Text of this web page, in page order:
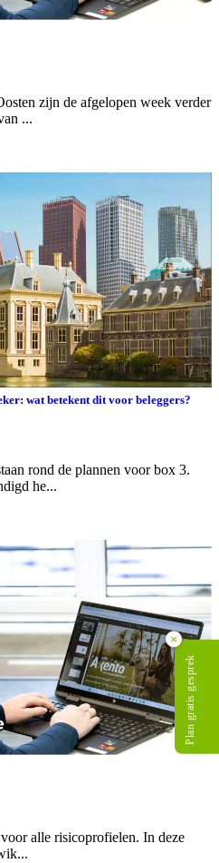
zijn de afgelopen week verder
...
wat betekent dit voor beleggers?
rond de plannen voor box 3.
he...
alle risicoprofielen. In deze
×
Plan gratis gesprek